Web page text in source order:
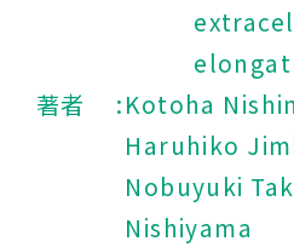
著者
Kotoha
Haruhiko
Nobuyuki
Nishiyama